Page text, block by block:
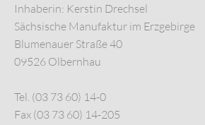
Inhaberin: Kerstin Drechsel
Sächsische Manufaktur im Erzgebirge
Blumenauer Straße 40
09526 Olbernhau
Tel. (03 73 60) 14-0
Fax (03 73 60) 14-205